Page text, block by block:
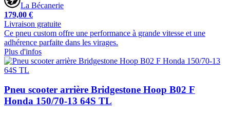
La Bécanerie
179,00 €
Livraison gratuite
Ce pneu custom offre une performance à grande vitesse et une
adhérence parfaite dans les virages.
Plus d'infos
Pneu scooter arrière Bridgestone Hoop B02 F
Honda 150/70-13 64S TL